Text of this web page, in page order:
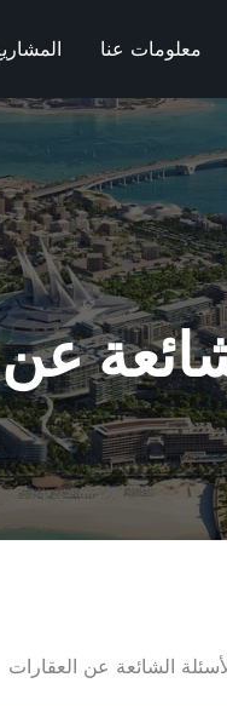
معلومات عنا
الشائعة عن العقارات